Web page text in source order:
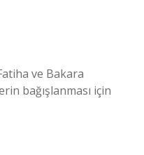
ve Bakara
bağışlanması için